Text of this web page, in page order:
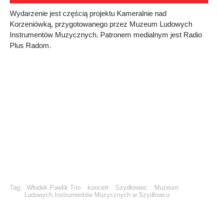
Wydarzenie jest częścią projektu Kameralnie nad
Korzeniówką, przygotowanego przez Muzeum Ludowych
Instrumentów Muzycznych. Patronem medialnym jest Radio
Plus Radom.
Tag: Włodek Pawlik Trio koncert Szydłowiec
Muzeum
Ludowych Instrumentów Muzycznych w Szydłowcu